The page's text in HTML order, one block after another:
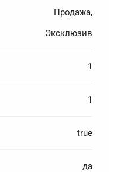
Продажа,
Эксклюзив
1
1
true
да